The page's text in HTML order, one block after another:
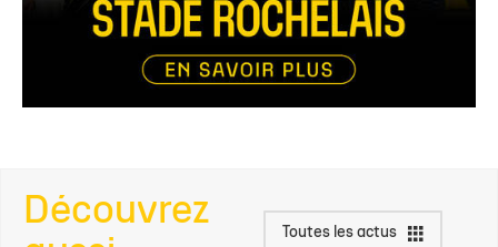
Découvrez
Toutes les actus